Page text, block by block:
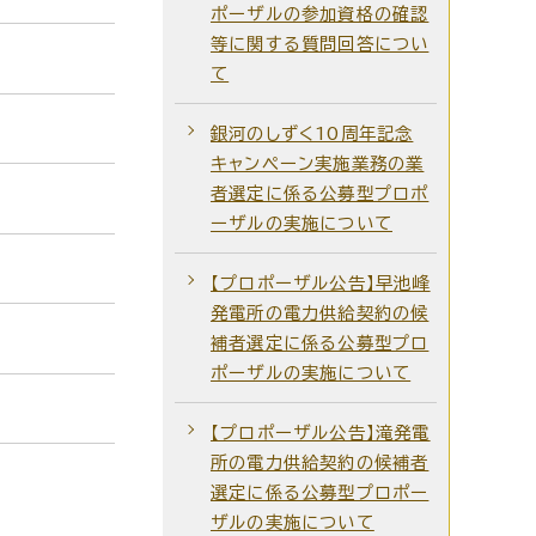
ポーザルの参加資格の確認
等に関する質問回答につい
て
銀河のしずく10周年記念
キャンペーン実施業務の業
者選定に係る公募型プロポ
ーザルの実施について
【プロポーザル公告】早池峰
発電所の電力供給契約の候
補者選定に係る公募型プロ
ポーザルの実施について
【プロポーザル公告】滝発電
所の電力供給契約の候補者
選定に係る公募型プロポー
ザルの実施について